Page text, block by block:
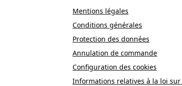
Mentions légales
Conditions générales
Protection des données
Annulation de commande
Configuration des cookies
Informations relatives à la loi sur